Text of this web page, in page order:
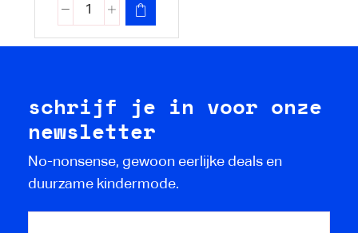
schrijf je in voor onze
newsletter
No-nonsense, gewoon eerlijke deals en
duurzame kindermode.